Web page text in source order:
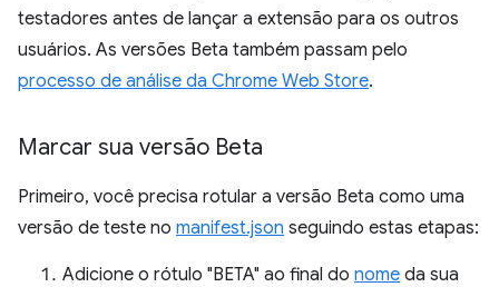
testadores antes de lançar a extensão para os outros
usuários. As versões Beta também passam pelo
processo de análise da Chrome Web Store.
Marcar sua versão Beta
Primeiro, você precisa rotular a versão Beta como uma
versão de teste no manifest.json seguindo estas etapas:
Adicione o rótulo "BETA" ao final do nome da sua